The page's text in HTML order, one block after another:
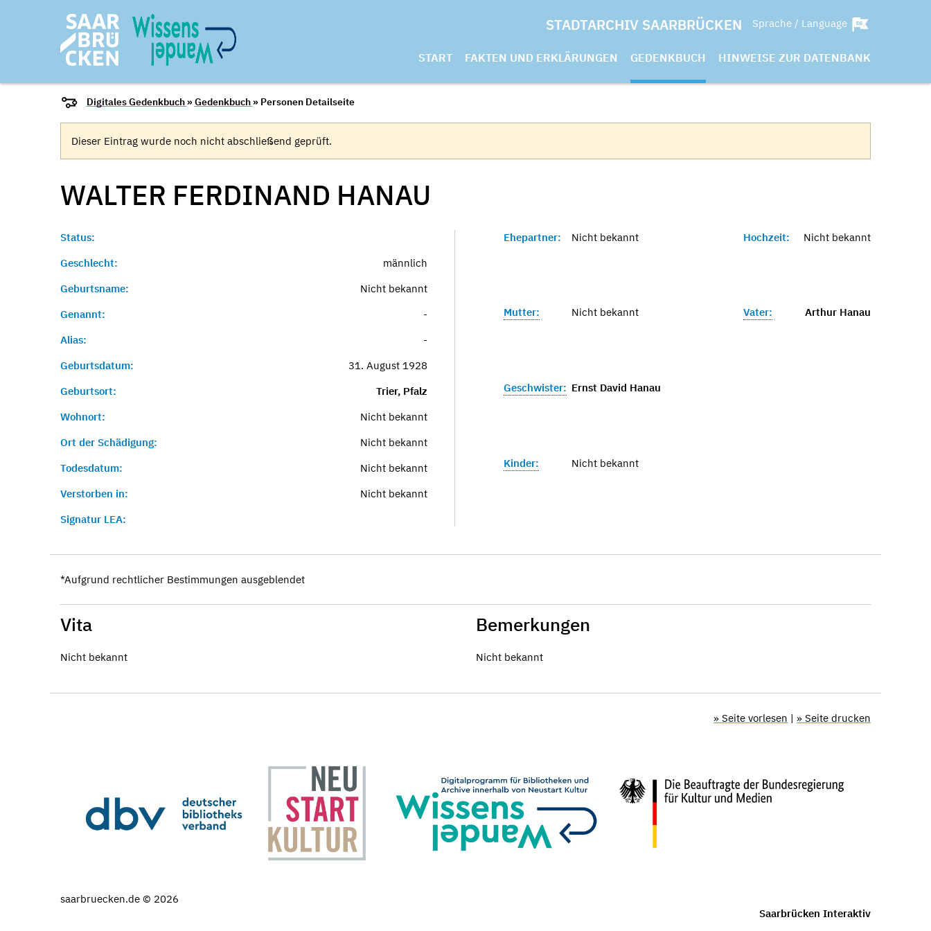
STADTARCHIV SAARBRÜCKEN Sprache / Language
START FAKTEN UND ERKLÄRUNGEN GEDENKBUCH HINWEISE ZUR DATENBANK
Digitales Gedenkbuch »Gedenkbuch » Personen Detailseite
Dieser Eintrag wurde noch nicht abschließend geprüft.
WALTER FERDINAND HANAU
Status:
Geschlecht:
männlich
Geburtsname:
Nicht bekannt
Genannt:
-
Alias:
-
Geburtsdatum:
31. August 1928
Geburtsort:
Trier, Pfalz
Wohnort:
Nicht bekannt
Ort der Schädigung:
Nicht bekannt
Todesdatum:
Nicht bekannt
Verstorben in:
Nicht bekannt
Signatur LEA:
Ehepartner: Nicht bekannt Hochzeit: Nicht bekannt
Mutter: Nicht bekannt Vater: Arthur Hanau
Geschwister: Ernst David Hanau
Kinder: Nicht bekannt
*Aufgrund rechtlicher Bestimmungen ausgeblendet
Vita
Nicht bekannt
Bemerkungen
Nicht bekannt
» Seite vorlesen | » Seite drucken
saarbruecken.de © 2026
Saarbrücken Interaktiv